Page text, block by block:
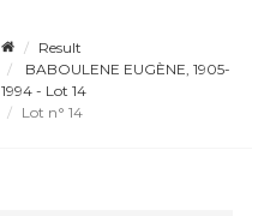
Result
BABOULENE EUGÈNE, 1905-
1994 - Lot 14
Lot n° 14